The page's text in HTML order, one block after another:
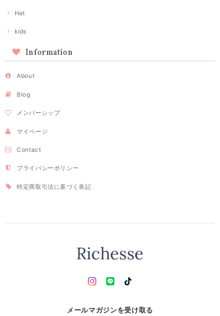
Hat
kids
Information
About
Blog
メンバーシップ
マイページ
Contact
プライバシーポリシー
特定商取引法に基づく表記
メールマガジンを受け取る